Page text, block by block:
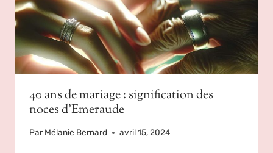
40 ans de mariage : signification des
noces d’Emeraude
Par Mélanie Bernard avril 15, 2024